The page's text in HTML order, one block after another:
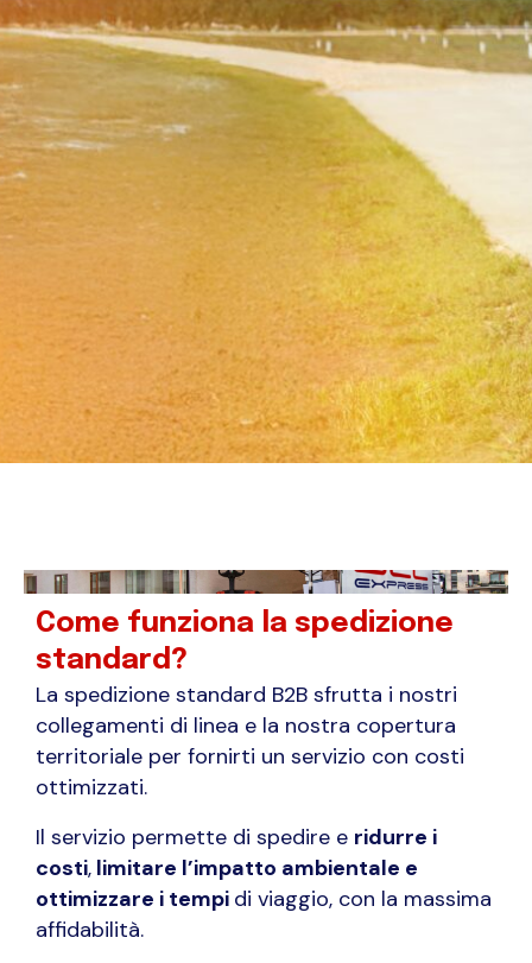
Come funziona la spedizione
standard?
La spedizione standard B2B sfrutta i nostri
collegamenti di linea e la nostra copertura
territoriale per fornirti un servizio con costi
ottimizzati.
Il servizio permette di spedire e ridurre i
costi, limitare l’impatto ambientale e
ottimizzare i tempi di viaggio, con la massima
affidabilità.